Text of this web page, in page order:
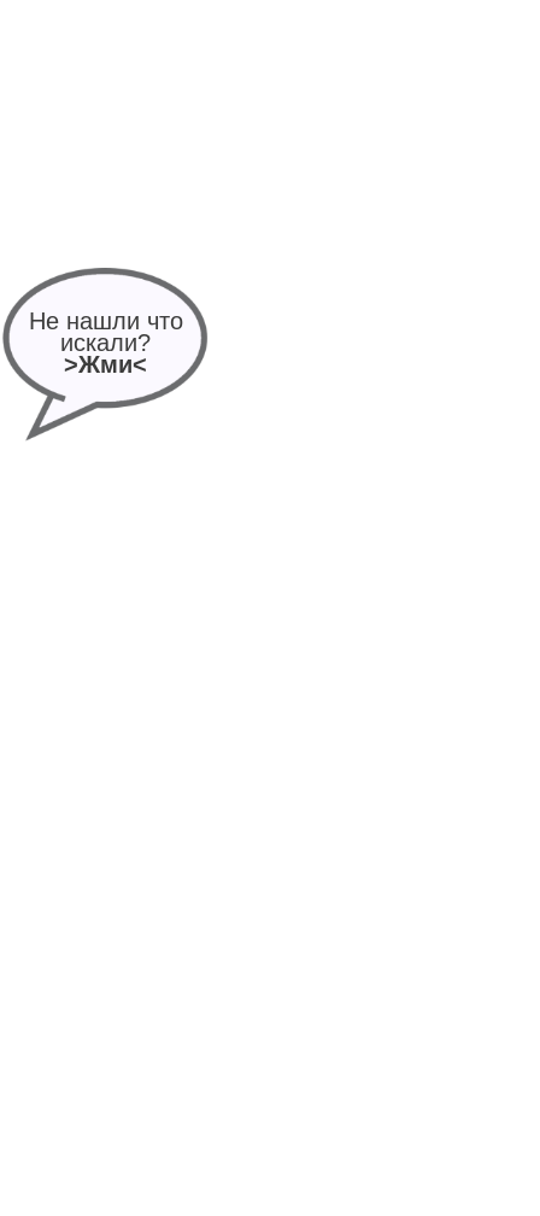
Не нашли что
искали?
>Жми<